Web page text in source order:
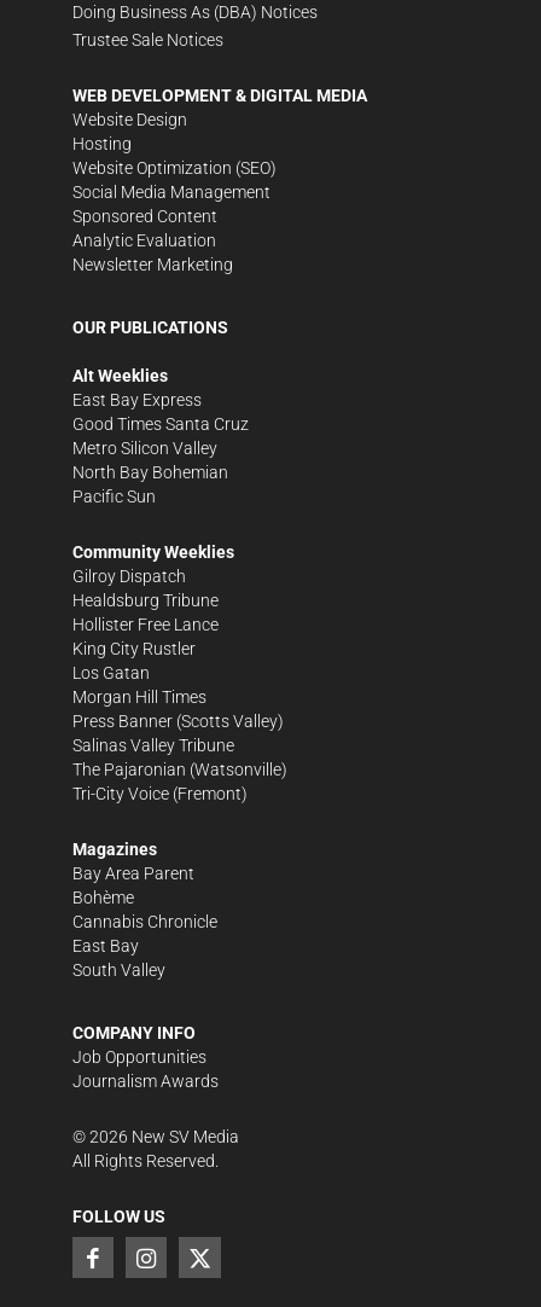
Doing Business As (DBA) Notices
Trustee Sale Notices
WEB DEVELOPMENT & DIGITAL MEDIA
Website Design
Hosting
Website Optimization (SEO)
Social Media Management
Sponsored Content
Analytic Evaluation
Newsletter Marketing
OUR PUBLICATIONS
Alt Weeklies
East Bay Express
Good Times Santa Cruz
Metro Silicon Valley
North Bay Bohemian
Pacific Sun
Community Weeklies
Gilroy Dispatch
Healdsburg Tribune
Hollister Free Lance
King City Rustler
Los Gatan
Morgan Hill Times
Press Banner (Scotts Valley)
Salinas Valley Tribune
The Pajaronian (Watsonville)
Tri-City Voice (Fremont)
Magazines
Bay Area Parent
Bohème
Cannabis Chronicle
East Bay
South Valley
COMPANY INFO
Job Opportunities
Journalism Awards
©2026 New SV Media
All Rights Reserved.
FOLLOW US